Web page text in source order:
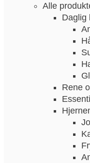
Alle
Daglig
Rene